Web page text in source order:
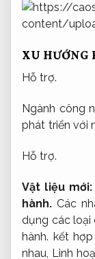
XU HƯỚNG
Hỗ trợ.
Ngành công
phát triển với
Hỗ trợ.
Vật liệu mới:
hành. Các
dụng các loại
hành. kết
nhau, Linh